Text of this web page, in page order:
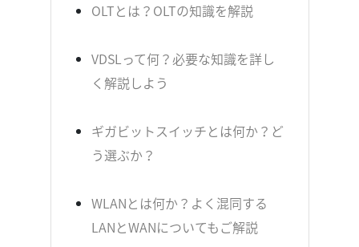
OLTとは？OLTの知識を解説
VDSLって何？必要な知識を詳し
く解説しよう
ギガビットスイッチとは何か？ど
う選ぶか？
WLANとは何か？よく混同する
LANとWANについてもご解説